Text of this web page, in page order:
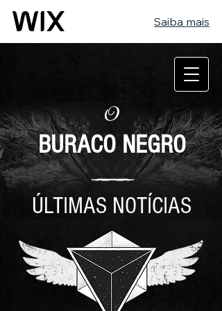
Saiba mais